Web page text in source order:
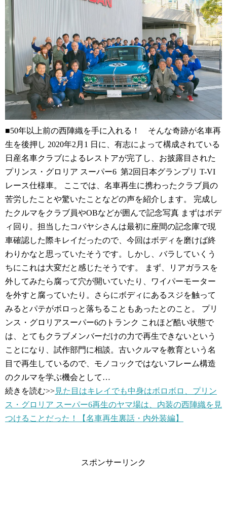
■50年以上前の西陣織を手に入れる！ そんな奇跡が名車再
生を後押し 2020年2月1 日に、有志によって構成されている
日産名車クラブによるレストアが完了し、お披露目された
プリンス・グロリア スーパー6 第2回日本グランプリ T-VI
レース仕様車。 ここでは、名車再生に携わったクラブ員の
苦労したことや驚いたことなどの声を紹介します。 完成し
たクルマをクラブ員やOBなどが囲んで記念写真 まずはボデ
ィ回り。担当したコバヤシさんは最初に座間の記念庫で現
車確認した際キレイだったので、今回はボディを磨けば終
わりかなと思っていたそうです。しかし、バラしていくう
ちにこれは大変だと感じたそうです。 まず、リアガラスを
外してみたら腐って穴が開いていたり、ワイパーモーター
を外すと腐っていたり。さらにボディにあるスジを触って
みるとパテがボロっと落ちることもあったとのこと。 プリ
ンス・グロリアスーパー6のトランク これほど酷い状態で
は、とてもクラブメンバーだけの力で再生できないという
ことになり、試作部門に相談。古いクルマを教育という名
目で再生しているので、モノコックではないフレーム構造
のクルマを学ぶ機会として…
続きを読む>>見た目はキレイでも中身はボロボロ、プリン
ス・グロリア スーパー6再生のヤマ場は、内装の西陣織を見
つけることだった！【名車再生裏話・内外装編】
スポンサーリンク